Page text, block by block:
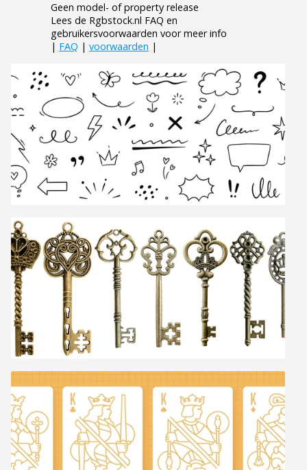
Geen model- of property release
Lees de Rgbstock.nl FAQ en
gebruikersvoorwaarden voor meer info
| FAQ | voorwaarden |